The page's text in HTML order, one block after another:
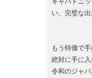
い、完璧な出
もう特価で
絶対に手に入
令和のジャ